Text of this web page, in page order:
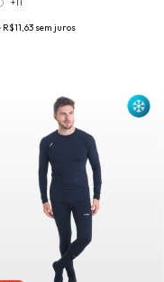
R$11,63 sem juros